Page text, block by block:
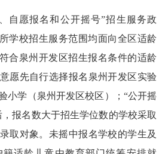
愿报名和公开摇号”招生服务政
学校招生服务范围均面向全区适龄
合泉州开发区招生报名条件的适龄
愿先自行选择报名泉州开发区实验
小学（泉州开发区校区）；“公开摇
报名数大于招生学位数的学校采取
取对象。未摇中报名学校的学生及